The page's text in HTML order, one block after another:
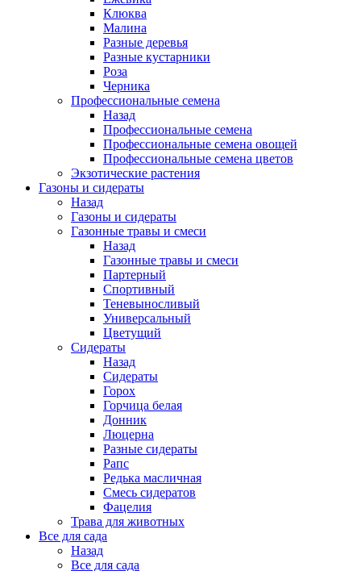
Клюква
Малина
Разные деревья
Разные кустарники
Роза
Черника
Профессиональные семена
Назад
Профессиональные семена
Профессиональные семена овощей
Профессиональные семена цветов
Экзотические растения
Газоны и сидераты
Назад
Газоны и сидераты
Газонные травы и смеси
Назад
Газонные травы и смеси
Партерный
Спортивный
Теневыносливый
Универсальный
Цветущий
Сидераты
Назад
Сидераты
Горох
Горчица белая
Донник
Люцерна
Разные сидераты
Рапс
Редька масличная
Смесь сидератов
Фацелия
Трава для животных
Все для сада
Назад
Все для сада